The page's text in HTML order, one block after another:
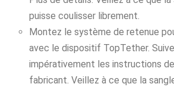
puisse coulisser librement.
Montez le système de retenue
avec le dispositif TopTether.
impérativement les instructions
fabricant. Veillez à ce que la